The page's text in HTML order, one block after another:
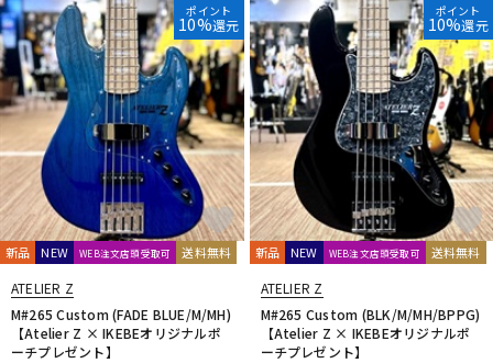
ポイント
10%還元
新品 NEW WEB注文店頭受取可 送料無料
ATELIER Z
M#265 Custom (FADE BLUE/M/MH)
【Atelier Z × IKEBEオリジナルポ
ーチプレゼント】
ポイント
10%還元
新品 NEW WEB注文店頭受取可 送料無料
ATELIER Z
M#265 Custom (BLK/M/MH/BPPG)
【Atelier Z × IKEBEオリジナルポ
ーチプレゼント】